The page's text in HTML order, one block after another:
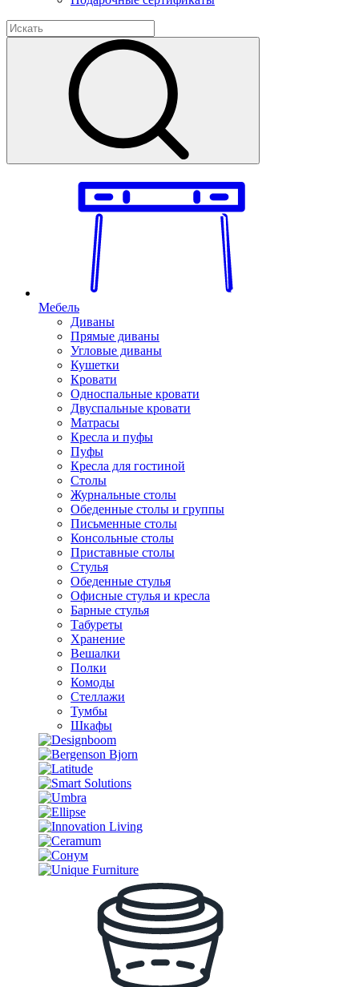
Мебель
Диваны
Прямые диваны
Угловые диваны
Кушетки
Кровати
Односпальные кровати
Двуспальные кровати
Матрасы
Кресла и пуфы
Пуфы
Кресла для гостиной
Столы
Журнальные столы
Обеденные столы и группы
Письменные столы
Консольные столы
Приставные столы
Стулья
Обеденные стулья
Офисные стулья и кресла
Барные стулья
Табуреты
Хранение
Вешалки
Полки
Комоды
Стеллажи
Тумбы
Шкафы